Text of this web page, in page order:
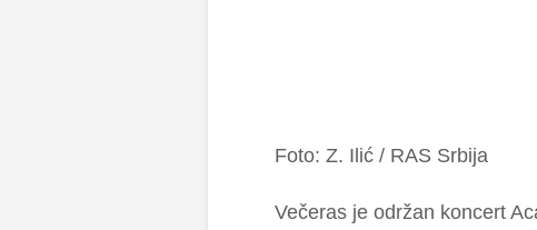
Foto: Z. Ilić / RAS Srbija
Večeras je održan koncert